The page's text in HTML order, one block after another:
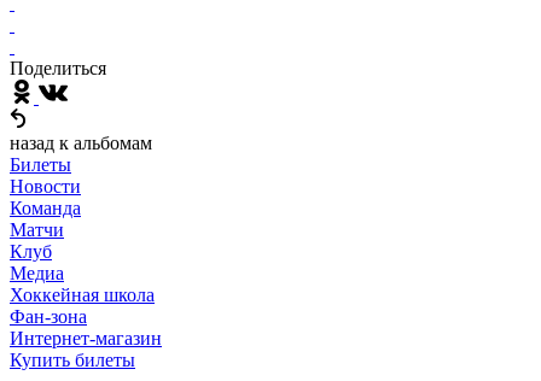
Поделиться
назад к альбомам
Билеты
Новости
Команда
Матчи
Клуб
Медиа
Хоккейная школа
Фан-зона
Интернет-магазин
Купить билеты